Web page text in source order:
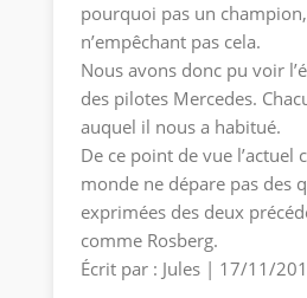
pourquoi pas un
n’empêchant pas cela.
Nous avons donc pu voir
des pilotes Mercedes.
auquel il nous a habitué.
De ce point de vue l’actuel
monde ne dépare pas des
exprimées des deux
comme Rosberg.
Écrit par : Jules | 17/11/